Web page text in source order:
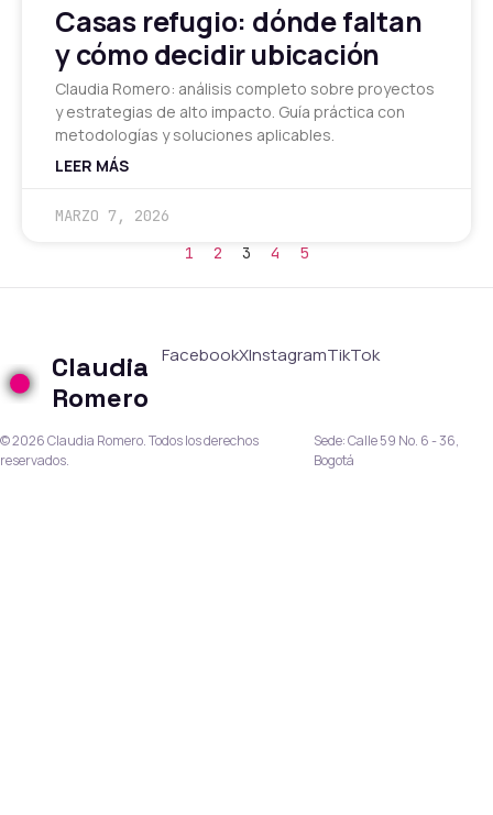
Casas refugio: dónde faltan
y cómo decidir ubicación
Claudia Romero: análisis completo sobre proyectos
y estrategias de alto impacto. Guía práctica con
metodologías y soluciones aplicables.
LEER MÁS
MARZO 7, 2026
1
2 3 4 5
Claudia
Romero
FacebookXInstagramTikTok
© 2026 Claudia Romero. Todos los derechos
reservados.
Sede: Calle 59 No. 6 - 36,
Bogotá